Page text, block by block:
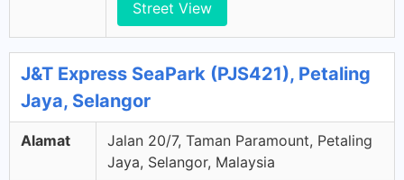
Street View
J&T Express SeaPark (PJS421), Petaling
Jaya, Selangor
Alamat
Jalan 20/7, Taman Paramount, Petaling
Jaya, Selangor, Malaysia